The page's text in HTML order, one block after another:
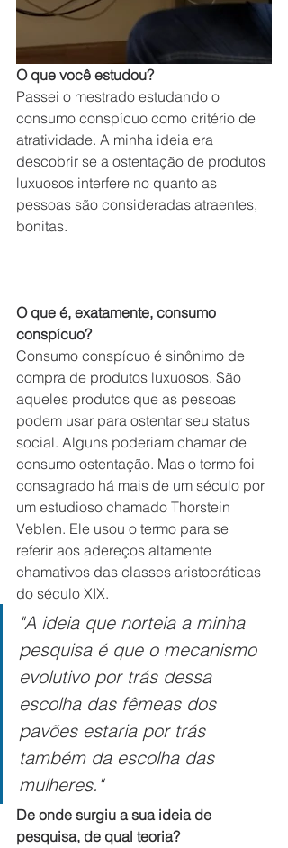
O que você estudou?
Passei o mestrado estudando o
consumo conspícuo como critério de
atratividade. A minha ideia era
descobrir se a ostentação de produtos
luxuosos interfere no quanto as
pessoas são consideradas atraentes,
bonitas.
O que é, exatamente, consumo
conspícuo?
Consumo conspícuo é sinônimo de
compra de produtos luxuosos. São
aqueles produtos que as pessoas
podem usar para ostentar seu status
social. Alguns poderiam chamar de
consumo ostentação. Mas o termo foi
consagrado há mais de um século por
um estudioso chamado Thorstein
Veblen. Ele usou o termo para se
referir aos adereços altamente
chamativos das classes aristocráticas
do século XIX.
"A ideia que norteia a minha
pesquisa é que o mecanismo
evolutivo por trás dessa
escolha das fêmeas dos
pavões estaria por trás
também da escolha das
mulheres."
De onde surgiu a sua ideia de
pesquisa, de qual teoria?